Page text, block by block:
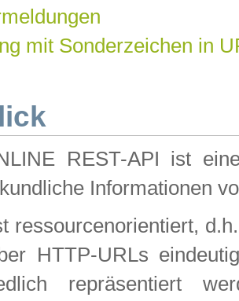
mit Sonderzeichen in
REST-API ist
Informationen
ressourcenorientiert,
HTTP-URLs
repräsentiert